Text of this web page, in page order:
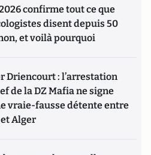
2026 confirme tout ce que
disent depuis 50
et voilà pourquoi
Driencourt : l’arrestation
de la DZ Mafia ne signe
vraie-fausse détente entre
Alger